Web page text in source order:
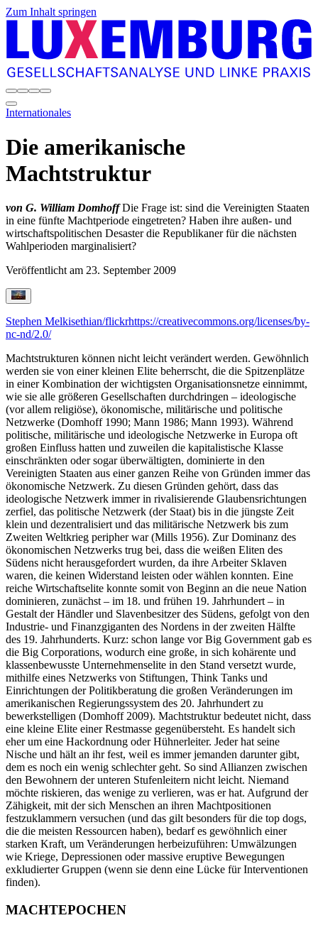
Zum Inhalt springen
Internationales
Die amerikanische
Machtstruktur
von G. William DomhoffDie Frage ist: sind die Vereinigten Staaten
in eine fünfte Machtperiode eingetreten? Haben ihre außen- und
wirtschaftspolitischen Desaster die Republikaner für die nächsten
Wahlperioden marginalisiert?
Veröffentlicht am 23. September 2009
Stephen Melkisethian/flickrhttps://creativecommons.org/licenses/by-
nc-nd/2.0/
Machtstrukturen können nicht leicht verändert werden. Gewöhnlich
werden sie von einer kleinen Elite beherrscht, die die Spitzenplätze
in einer Kombination der wichtigsten Organisationsnetze einnimmt,
wie sie alle größeren Gesellschaften durchdringen – ideologische
(vor allem religiöse), ökonomische, militärische und politische
Netzwerke (Domhoff 1990; Mann 1986; Mann 1993). Während
politische, militärische und ideologische Netzwerke in Europa oft
großen Einfluss hatten und zuweilen die kapitalistische Klasse
einschränkten oder sogar überwältigten, dominierte in den
Vereinigten Staaten aus einer ganzen Reihe von Gründen immer das
ökonomische Netzwerk. Zu diesen Gründen gehört, dass das
ideologische Netzwerk immer in rivalisierende Glaubensrichtungen
zerfiel, das politische Netzwerk (der Staat) bis in die jüngste Zeit
klein und dezentralisiert und das militärische Netzwerk bis zum
Zweiten Weltkrieg peripher war (Mills 1956). Zur Dominanz des
ökonomischen Netzwerks trug bei, dass die weißen Eliten des
Südens nicht herausgefordert wurden, da ihre Arbeiter Sklaven
waren, die keinen Widerstand leisten oder wählen konnten. Eine
reiche Wirtschaftselite konnte somit von Beginn an die neue Nation
dominieren, zunächst – im 18. und frühen 19. Jahrhundert – in
Gestalt der Händler und Slavenbesitzer des Südens, gefolgt von den
Industrie- und Finanzgiganten des Nordens in der zweiten Hälfte
des 19. Jahrhunderts. Kurz: schon lange vor Big Government gab es
die Big Corporations, wodurch eine große, in sich kohärente und
klassenbewusste Unternehmenselite in den Stand versetzt wurde,
mithilfe eines Netzwerks von Stiftungen, Think Tanks und
Einrichtungen der Politikberatung die großen Veränderungen im
amerikanischen Regierungssystem des 20. Jahrhundert zu
bewerkstelligen (Domhoff 2009). Machtstruktur bedeutet nicht, dass
eine kleine Elite einer Restmasse gegenübersteht. Es handelt sich
eher um eine Hackordnung oder Hühnerleiter. Jeder hat seine
Nische und hält an ihr fest, weil es immer jemanden darunter gibt,
dem es noch ein wenig schlechter geht. So sind Allianzen zwischen
den Bewohnern der unteren Stufenleitern nicht leicht. Niemand
möchte riskieren, das wenige zu verlieren, was er hat. Aufgrund der
Zähigkeit, mit der sich Menschen an ihren Machtpositionen
festzuklammern versuchen (und das gilt besonders für die top dogs,
die die meisten Ressourcen haben), bedarf es gewöhnlich einer
starken Kraft, um Veränderungen herbeizuführen: Umwälzungen
wie Kriege, Depressionen oder massive eruptive Bewegungen
exkludierter Gruppen (wenn sie denn eine Lücke für Interventionen
finden).
MACHTEPOCHEN